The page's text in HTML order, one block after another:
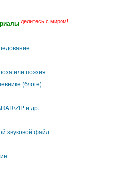
делитесь с миром!
или поэзия
(блоге)
и др.
звуковой файл